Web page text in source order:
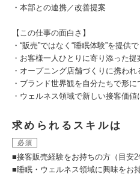
・本部との連携／改善提案
【この仕事の面白さ】
・“販売”ではなく“睡眠体験”を提供
・お客様一人ひとりに寄り添った
・オープニング店舗づくりに携われ
・ブランド世界観を自分たちで形に
・ウェルネス領域で新しい接客価値
求められるスキルは
必須
■接客販売経験をお持ちの方（目安2
■睡眠・ウェルネス領域に興味をお